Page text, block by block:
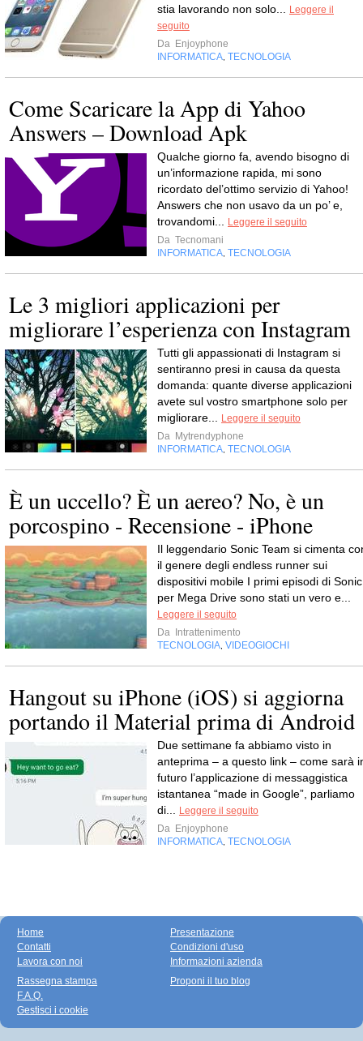
stia lavorando non solo...
Leggere il
seguito
Da Enjoyphone
INFORMATICA TECNOLOGIA
Come Scaricare la App di Yahoo
Answers – Download Apk
Qualche giorno fa, avendo bisogno di
un’informazione rapida, mi sono
ricordato del’ottimo servizio di Yahoo!
Answers che non usavo da un po’ e,
trovandomi...
Leggere il seguito
Da Tecnomani
INFORMATICA TECNOLOGIA
Le 3 migliori applicazioni per
migliorare l’esperienza con Instagram
Tutti gli appassionati di Instagram si
sentiranno presi in causa da questa
domanda: quante diverse applicazioni
avete sul vostro smartphone solo per
migliorare...
Leggere il seguito
Da Mytrendyphone
INFORMATICA TECNOLOGIA
È un uccello? È un aereo? No, è un
porcospino - Recensione - iPhone
Il leggendario Sonic Team si cimenta
il genere degli endless runner sui
dispositivi mobile I primi episodi di Sonic
per Mega Drive sono stati un vero e...
Leggere il seguito
Da Intrattenimento
TECNOLOGIA VIDEOGIOCHI
Hangout su iPhone (iOS) si aggiorna
portando il Material prima di Android
Due settimane fa abbiamo visto in
anteprima – a questo link – come sarà
futuro l’applicazione di messaggistica
istantanea “made in Google”, parliamo
di...
Leggere il seguito
Da Enjoyphone
INFORMATICA TECNOLOGIA
Home
Contatti
Lavora con noi
Presentazione
Condizioni d'uso
Informazioni azienda
Rassegna stampa
F.A.Q.
Gestisci i cookie
Proponi il tuo blog